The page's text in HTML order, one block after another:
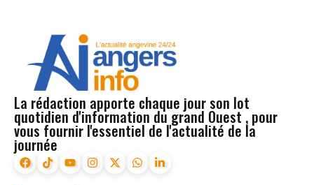
La rédaction apporte chaque jour son lot
quotidien d'information du grand Ouest , pour
vous fournir l'essentiel de l'actualité de la
journée